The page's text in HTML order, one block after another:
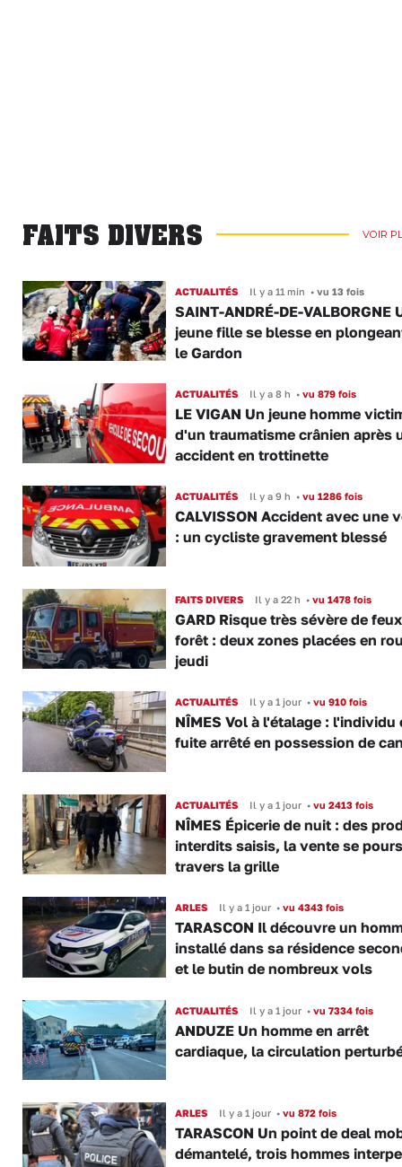
FAITS DIVERS VOIR
ACTUALITÉS Il y a 11 min •vu 13 fois
SAINT-ANDRÉ-DE-VALBORGNE
jeune fille se blesse en
le Gardon
ACTUALITÉS Il y a 8 h •vu 879 fois
LE VIGAN Un jeune homme
d'un traumatisme crânien après
accident en trottinette
ACTUALITÉS Il y a 9 h •vu 1286 fois
CALVISSON Accident avec une
: un cycliste gravement blessé
FAITS DIVERS Il y a 22 h •vu 1478 fois
GARD Risque très sévère de
forêt : deux zones placées en
jeudi
ACTUALITÉS Il y a 1 jour •vu 910 fois
NÎMES Vol à l'étalage : l'individu
fuite arrêté en possession de
ACTUALITÉS Il y a 1 jour •vu 2413 fois
NÎMES Épicerie de nuit : des
interdits saisis, la vente se
travers la grille
ARLES Il y a 1 jour •vu 4343 fois
TARASCON Il découvre un
installé dans sa résidence
et le butin de nombreux vols
ACTUALITÉS Il y a 1 jour •vu 7334 fois
ANDUZE Un homme en arrêt
cardiaque, la circulation
ARLES Il y a 1 jour •vu 872 fois
TARASCON Un point de deal
démantelé, trois hommes